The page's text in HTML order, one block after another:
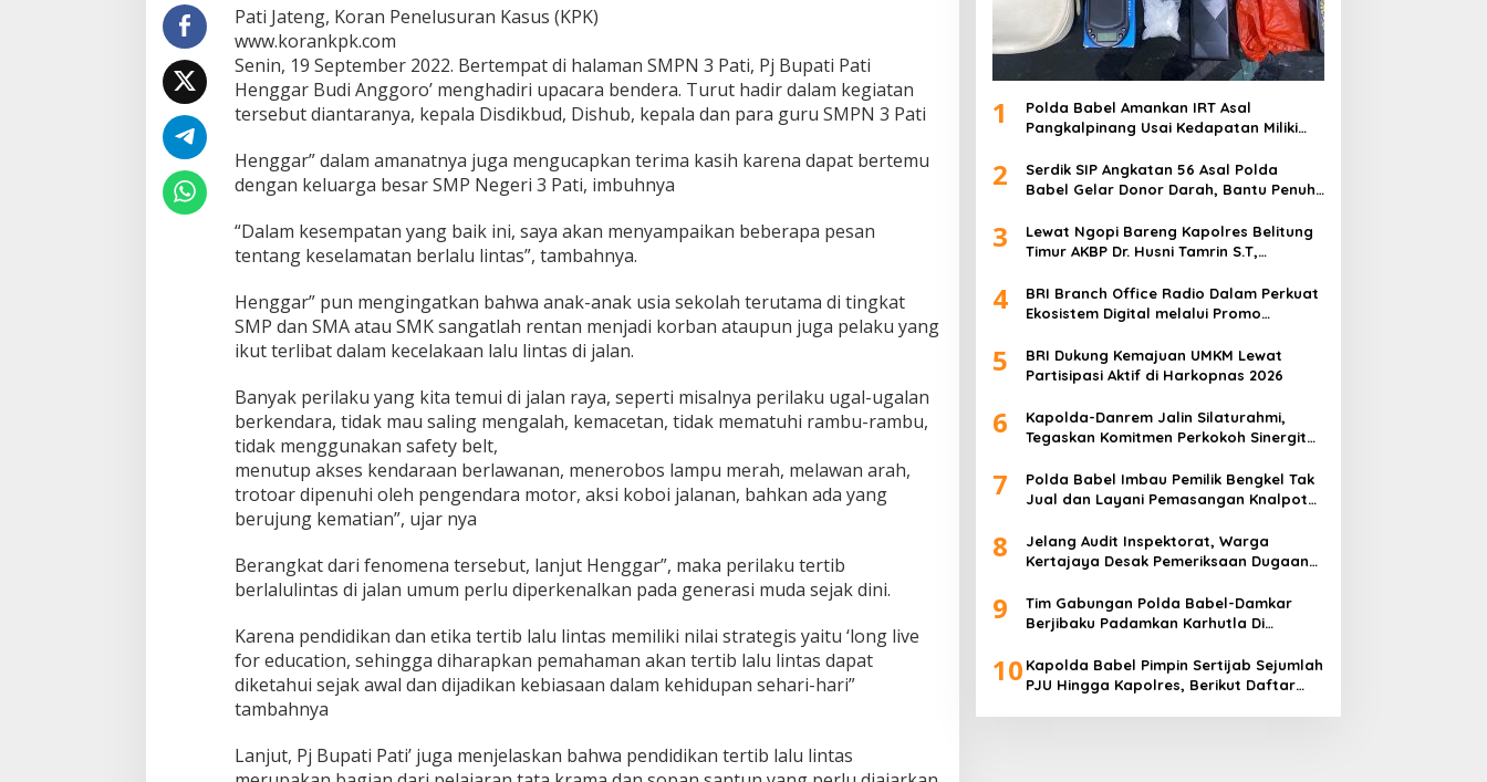
Lintas
di
Utamakan
Pati Jateng, Koran Penelusuran Kasus (KPK)
www.korankpk.com
Senin, 19 September 2022. Bertempat di halaman SMPN 3 Pati, Pj Bupati Pati
Henggar Budi Anggoro’ menghadiri upacara bendera. Turut hadir dalam kegiatan
tersebut diantaranya, kepala Disdikbud, Dishub, kepala dan para guru SMPN 3 Pati
Henggar” dalam amanatnya juga mengucapkan terima kasih karena dapat bertemu
dengan keluarga besar SMP Negeri 3 Pati, imbuhnya
“Dalam kesempatan yang baik ini, saya akan menyampaikan beberapa pesan
tentang keselamatan berlalu lintas”, tambahnya.
Henggar” pun mengingatkan bahwa anak-anak usia sekolah terutama di tingkat
SMP dan SMA atau SMK sangatlah rentan menjadi korban ataupun juga pelaku yang
ikut terlibat dalam kecelakaan lalu lintas di jalan.
Banyak perilaku yang kita temui di jalan raya, seperti misalnya perilaku ugal-ugalan
berkendara, tidak mau saling mengalah, kemacetan, tidak mematuhi rambu-rambu,
tidak menggunakan safety belt,
menutup akses kendaraan berlawanan, menerobos lampu merah, melawan arah,
trotoar dipenuhi oleh pengendara motor, aksi koboi jalanan, bahkan ada yang
berujung kematian”, ujar nya
Berangkat dari fenomena tersebut, lanjut Henggar”, maka perilaku tertib
berlalulintas di jalan umum perlu diperkenalkan pada generasi muda sejak dini.
Karena pendidikan dan etika tertib lalu lintas memiliki nilai strategis yaitu ‘long live
for education, sehingga diharapkan pemahaman akan tertib lalu lintas dapat
diketahui sejak awal dan dijadikan kebiasaan dalam kehidupan sehari-hari”
tambahnya
Lanjut, Pj Bupati Pati’ juga menjelaskan bahwa pendidikan tertib lalu lintas
1
Polda Babel Amankan IRT Asal
Pangkalpinang Usai Kedapatan Miliki
2
Serdik SIP Angkatan 56 Asal Polda
Babel Gelar Donor Darah, Bantu Penuhi
3
Lewat Ngopi Bareng Kapolres Belitung
Timur AKBP Dr. Husni Tamrin S.T,
Awak Media
4
BRI Branch Office Radio Dalam Perkuat
Ekosistem Digital melalui Promo
5
BRI Dukung Kemajuan UMKM Lewat
Partisipasi Aktif di Harkopnas 2026
6
Kapolda-Danrem Jalin Silaturahmi,
Tegaskan Komitmen Perkokoh Sinergitas
7
Polda Babel Imbau Pemilik Bengkel Tak
Jual dan Layani Pemasangan Knalpot
8
Jelang Audit Inspektorat, Warga
Kertajaya Desak Pemeriksaan Dugaan
Transparan
9
Tim Gabungan Polda Babel-Damkar
Berjibaku Padamkan Karhutla Di
10 Kapolda Babel Pimpin Sertijab Sejumlah
PJU Hingga Kapolres, Berikut Daftar